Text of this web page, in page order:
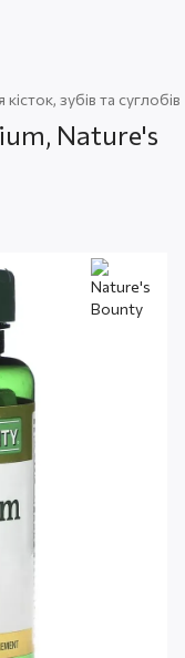
зубів та суглобів
Nature's